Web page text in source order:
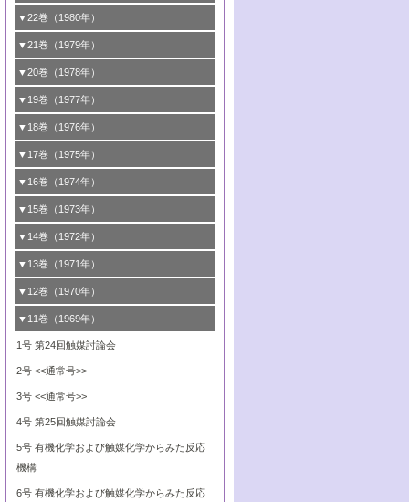
8号 触媒学会創立30周年記念 創立30周年
にあたって/触媒学会創立30周年記念 触媒
化学の現状と展望
7号 電極の応用と機能をさぐる
8号 《通常号》
6号 第58回触媒討論会
7号 触媒構造の精密制御
8号 触媒構造の精密制御
な分子の活性化 水および低級アルカン
7号 金属微粒子とクラスターの触媒作用
8号 《通常号》
4号 活性点の構造と機能
6号 固体，錯体および生体触媒による簡単
2 2
3号 希土類元素化合物の触媒作用
4号 <<通常号>>
6号 触媒・酵素の特異性とセンサー
2号 <<通常号>>
3号 Rhを越えられるか
4号 第50回触媒討論会
6号 <<通常号>>
1号 第47回触媒討論会
2号 工業用触媒の特性と利用
3号 <<通常号>>
4号 第48回触媒討論会
6号 表面測定法の最近の進歩
▼22巻（1980年）
1号 第45回触媒討論会
2号 石炭
3号 資源・エネルギーと触媒
4号 第46回触媒討論会
6号 資源・エネルギーと触媒
▼21巻（1979年）
1号 均一系と不均一系における触媒作用の
2号 均一系と不均一系における触媒作用の
か
3号 均一系と不均一系における触媒作用の
5号 均一系と不均一系における触媒作用の
6号 均一系と不均一系における触媒作用の
関連
▼20巻（1978年）
1号 第42回触媒討論会
2号 触媒利用の新しい展開
3号 新しい担体を求めて/触媒利用の新しい
展開
4号 第43回触媒討論会
5号 <<通常号>>
▼19巻（1977年）
1号 第40回触媒討論会
2号 <<通常号>>
3号 <<通常号>>
4号 第41回触媒討論会
6号 触媒反応の分子レベルでのアプローチ
▼18巻（1976年）
1号 第38回触媒討論会
2号 <<通常号>>
3号 触媒寿命とその予測
4号 第39回触媒討論会
6号 <<通常号>>
▼17巻（1975年）
1号 第36回触媒討論会
2号 固体表面の新しい研究方法
3号 固体表面の新しい研究方法
4号 第37回触媒討論会
の反応性
▼16巻（1974年）
1号 第34回触媒討論会
2号 <<通常号>>
3号 <<通常号>>
4号 第35回触媒討論会
▼15巻（1973年）
1号 第32回触媒討論会
2号 <<通常号>>
3号 触媒反応工学
4号 第33回触媒討論会
▼14巻（1972年）
1号 第30回触媒討論会
2号 新しい触媒とプロセス
3号 酵素触媒反応
4号 第31回触媒討論会
5号 <<通常号>>
6号 <<通常号>>
▼13巻（1971年）
1号 第28回触媒討論会
2号 触媒研究法各論
3号 有機合成における錯体触媒
4号 第29回触媒討論会
5号 反応研究法各論/触媒研究法各論
6号 有機合成における錯体触媒
▼12巻（1970年）
1号 第26回触媒討論会
2号 触媒研究法
3号 <<通常号>>
4号 第27回触媒討論会
5号 <<通常号>>
6号 <<通常号>>
▼11巻（1969年）
1号 第24回触媒討論会
2号 <<通常号>>
3号 <<通常号>>
4号 第25回触媒討論会
5号 有機化学および触媒化学からみた反応
機構
6号 有機化学および触媒化学からみた反応